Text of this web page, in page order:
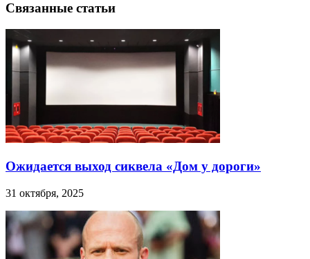
Связанные статьи
Ожидается выход сиквела «Дом у дороги»
31 октября, 2025